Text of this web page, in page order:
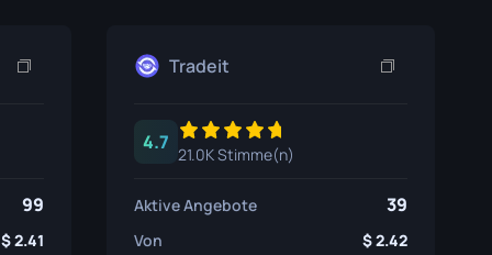
99
2.41
Tradeit
4.7
21.0K Stimme(n)
Aktive Angebote 39
Von 2.42